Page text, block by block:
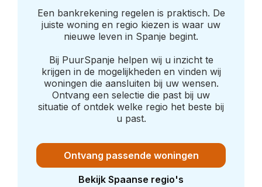
Een bankrekening regelen is praktisch. De
juiste woning en regio kiezen is waar uw
nieuwe leven in Spanje begint.
Bij PuurSpanje helpen wij u inzicht te
krijgen in de mogelijkheden en vinden wij
woningen die aansluiten bij uw wensen.
Ontvang een selectie die past bij uw
situatie of ontdek welke regio het beste bij
u past.
Ontvang passende woningen
Bekijk Spaanse regio's